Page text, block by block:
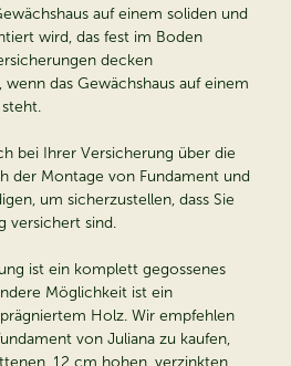
auf einem soliden und
wird, das fest im Boden
decken
das Gewächshaus auf einem
bei Ihrer Versicherung über die
der Montage von Fundament und
um sicherzustellen, dass Sie
versichert sind.
ist ein komplett gegossenes
Möglichkeit ist ein
Holz. Wir empfehlen
von Juliana zu kaufen,